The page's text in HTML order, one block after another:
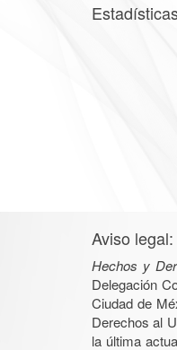
Aviso legal:
Hechos y
Delegación
Ciudad de
Derechos al
la última